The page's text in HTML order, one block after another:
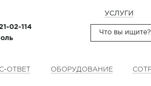
УСЛУГИ
02-114
ОТВЕТ ОБОРУДОВАНИЕ